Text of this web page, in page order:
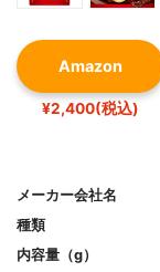
Amazon
¥2,400(税込)
メーカー会社名
種類
内容量（g）